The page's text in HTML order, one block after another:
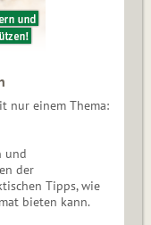
nur einem Thema:
und
der
Tipps, wie
bieten kann.